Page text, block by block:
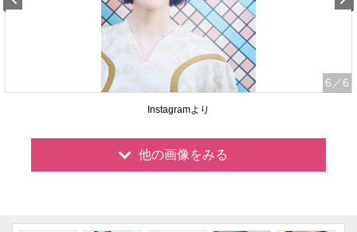
6 ／6
Instagramより
他の画像をみる